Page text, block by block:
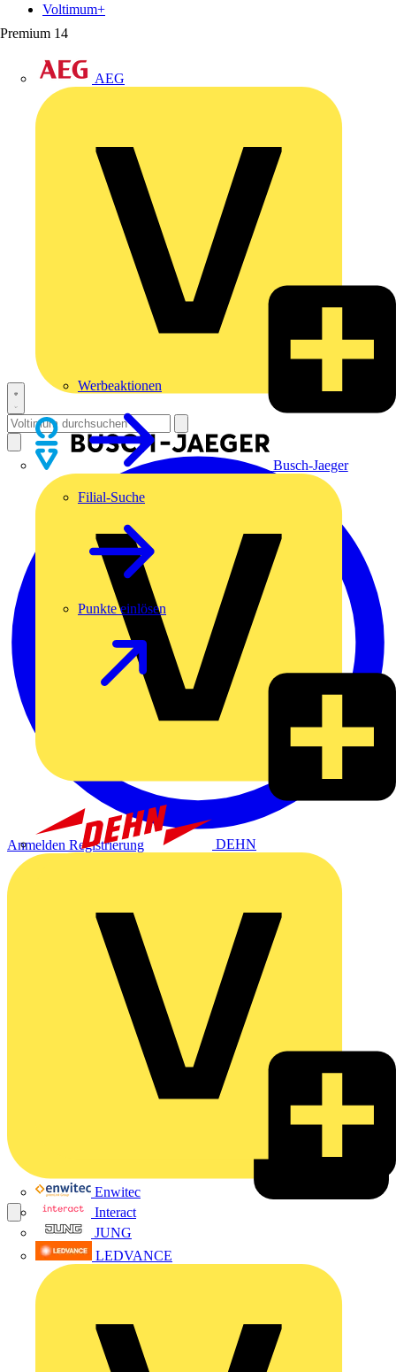
Premium 14
AEG
Busch-Jaeger
DEHN
Enwitec
Interact
JUNG
LEDVANCE
Voltimum+
Werbeaktionen
Filial-Suche
Punkte einlösen
Anmelden Registrierung